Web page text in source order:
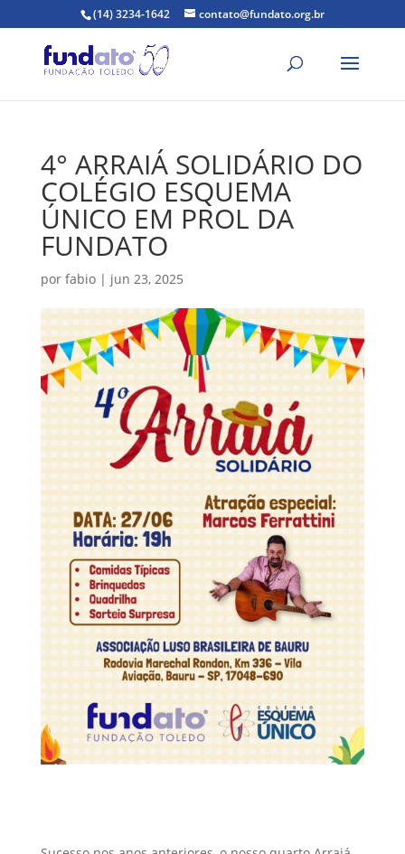
(14) 3234-1642 contato@fundato.org.br
4° ARRAIÁ SOLIDÁRIO DO
COLÉGIO ESQUEMA
ÚNICO EM PROL DA
FUNDATO
por fabio| jun 23, 2025